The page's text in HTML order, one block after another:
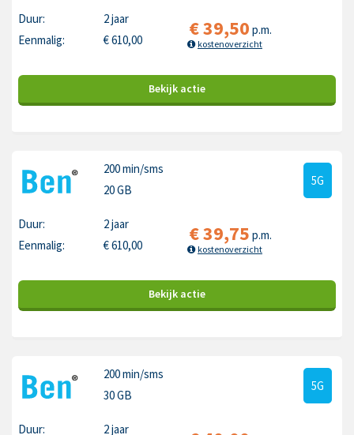
Duur:
2 jaar
Eenmalig:
€610,00 €39,50 p.m.
kostenoverzicht
Bekijk actie
200 min/sms
20 GB
5G
Duur:
2 jaar
Eenmalig:
€610,00 €39,75 p.m.
kostenoverzicht
Bekijk actie
200 min/sms
30 GB
5G
Duur: 2 jaar